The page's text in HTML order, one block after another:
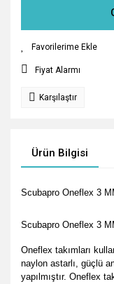
Fiyat Alarmı
Karşılaştır
Ürün Bilgisi
Scubapro Oneflex 3
Scubapro Oneflex 3
Oneflex takımları
naylon astarlı, güçlü
yapılmıştır. Oneflex